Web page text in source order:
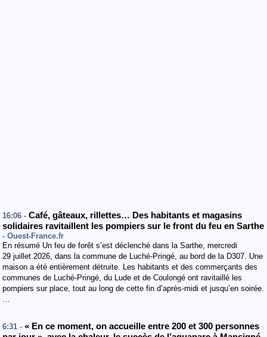
16:06 - Café, gâteaux, rillettes… Des habitants et magasins
solidaires ravitaillent les pompiers sur le front du feu en Sarthe
- Ouest-France.fr
En résumé Un feu de forêt s’est déclenché dans la Sarthe, mercredi
29 juillet 2026, dans la commune de Luché-Pringé, au bord de la D307. Une
maison a été entièrement détruite. Les habitants et des commerçants des
communes de Luché-Pringé, du Lude et de Coulongé ont ravitaillé les
pompiers sur place, tout au long de cette fin d’après-midi et jusqu’en soirée.
…
6:31 - « En ce moment, on accueille entre 200 et 300 personnes